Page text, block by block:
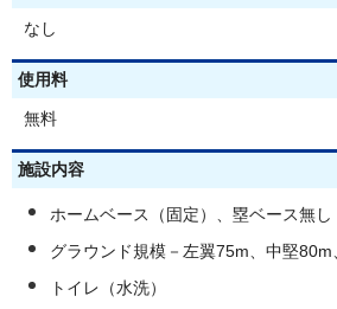
なし
使用料
無料
施設内容
ホームベース（固定）、塁ベース無し
グラウンド規模－左翼75m、中堅80m
トイレ（水洗）